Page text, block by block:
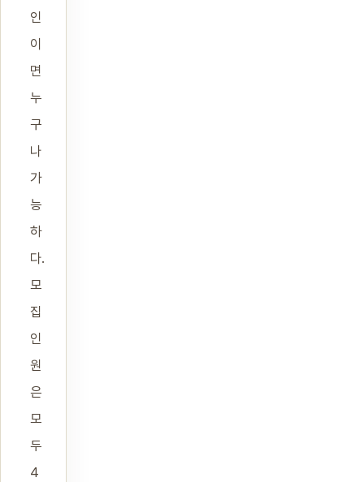
인
이
면
누
구
나
가
능
하
다.
모
집
인
원
은
모
두
4